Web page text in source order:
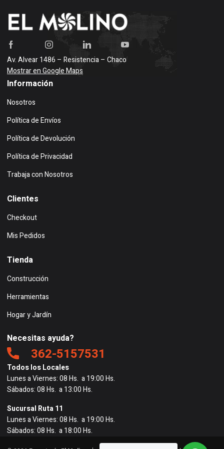
Av. Alvear 1486 – Resistencia – Chaco
Mostrar en Google Maps
Información
Nosotros
Política de Envíos
Política de Devolución
Política de Privacidad
Trabaja con Nosotros
Clientes
Checkout
Mis Pedidos
Tienda
Construcción
Herramientas
Hogar y Jardín
Necesitas ayuda?
362-5157531
Todos los Locales
Lunes a Viernes: 08 Hs. a 19:00 Hs.
Sábados: 08 Hs. a 13:00 Hs.
Sucursal Ruta 11
Lunes a Viernes: 08 Hs. a 19:00 Hs.
Sábados: 08 Hs. a 18:00 Hs.